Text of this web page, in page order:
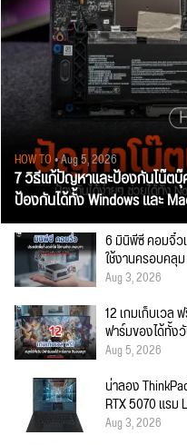
HOW TO• Aug 5, 2026
7 วิธีแก้ปัญหาและป้องกันโน๊ต
ป้องกันได้ทั้ง Windows และ
6 มินิพีซี คอมจิ๋ว
ใช้งานครอบคลุ
Aug 3, 2026
12 เกมเก็บเวล
ฟาร์มของได้ทั้
Aug 5, 2026
น่าลอง
RTX 5070 แรม
Aug 3, 2026